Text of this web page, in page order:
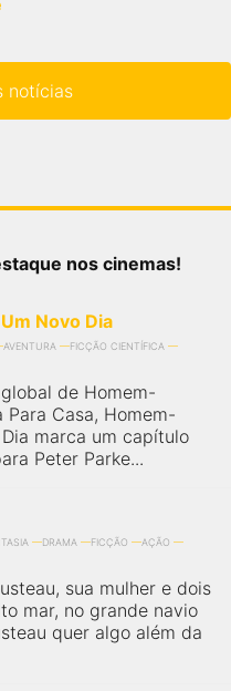
nos cinemas!
Novo Dia
AVENTURA
FICÇÃO CIENTÍFICA
de Homem-
Para Casa, Homem-
marca um capítulo
Peter Parke...
DRAMA FICÇÃO
AÇÃO
sua mulher e dois
mar, no grande navio
quer algo além da